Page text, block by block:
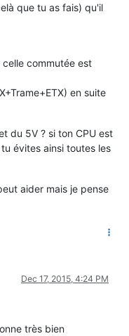
que tu as fais) qu'il
commutée est
en suite
du 5V ? si ton CPU est
évites ainsi toutes les
aider mais je pense
Dec 17, 2015, 4:24 PM
très bien